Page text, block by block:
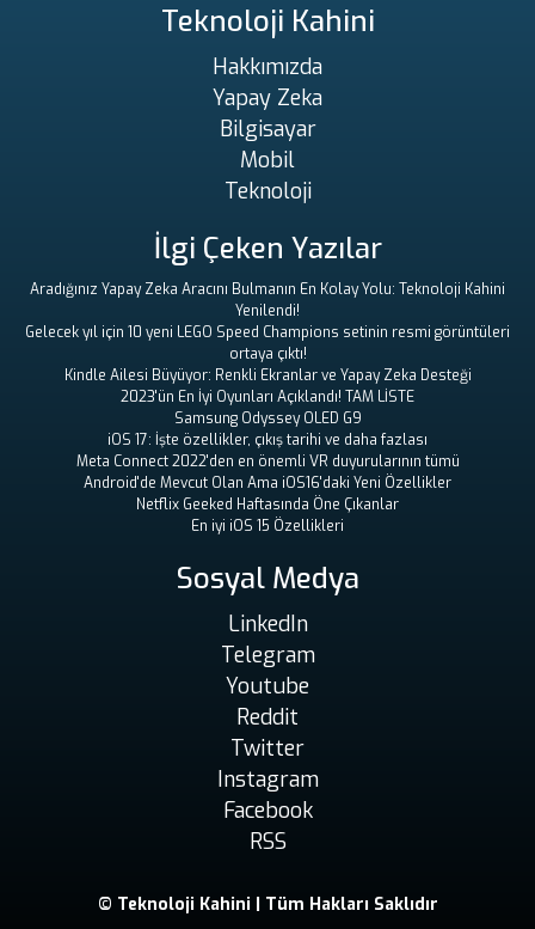
Teknoloji Kahini
Hakkımızda
Yapay Zeka
Bilgisayar
Mobil
Teknoloji
İlgi Çeken Yazılar
Aradığınız Yapay Zeka Aracını Bulmanın En Kolay Yolu: Teknoloji Kahini
Yenilendi!
Gelecek yıl için 10 yeni LEGO Speed ​​Champions setinin resmi görüntüleri
ortaya çıktı!
Kindle Ailesi Büyüyor: Renkli Ekranlar ve Yapay Zeka Desteği
2023'ün En İyi Oyunları Açıklandı! TAM LİSTE
Samsung Odyssey OLED G9
iOS 17: İşte özellikler, çıkış tarihi ve daha fazlası
Meta Connect 2022'den en önemli VR duyurularının tümü
Android'de Mevcut Olan Ama iOS16'daki Yeni Özellikler
Netflix Geeked Haftasında Öne Çıkanlar
En iyi iOS 15 Özellikleri
Sosyal Medya
LinkedIn
Telegram
Youtube
Reddit
Twitter
Instagram
Facebook
RSS
© Teknoloji Kahini | Tüm Hakları Saklıdır